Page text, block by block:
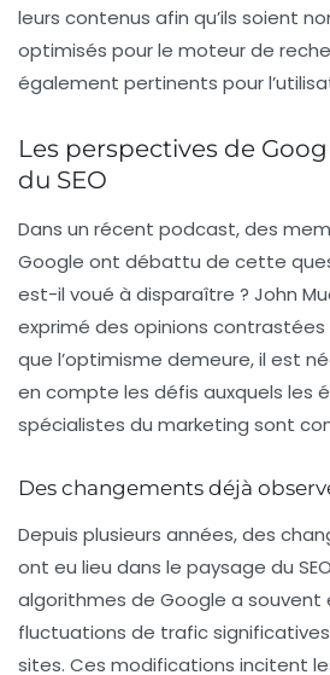
leurs contenus afin qu’ils soient
optimisés pour le moteur de
également pertinents pour
Les perspectives de
du SEO
Dans un récent podcast, des
Google ont débattu de cette
est-il voué à disparaître ? John
exprimé des opinions contrastées
que l’optimisme demeure, il est
en compte les défis auxquels les
spécialistes du marketing sont
Des changements déjà
Depuis plusieurs années, des
ont eu lieu dans le paysage du
algorithmes de Google a souvent
fluctuations de trafic
sites. Ces modifications incitent